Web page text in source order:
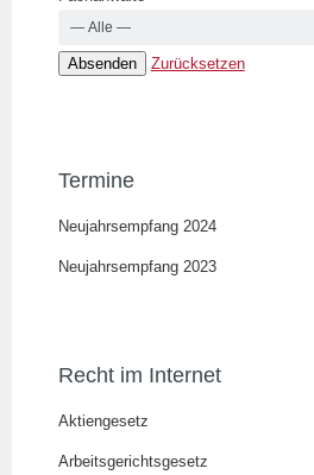
Zurücksetzen
Termine
Neujahrsempfang 2024
Neujahrsempfang 2023
Recht im Internet
Aktiengesetz
Arbeitsgerichtsgesetz